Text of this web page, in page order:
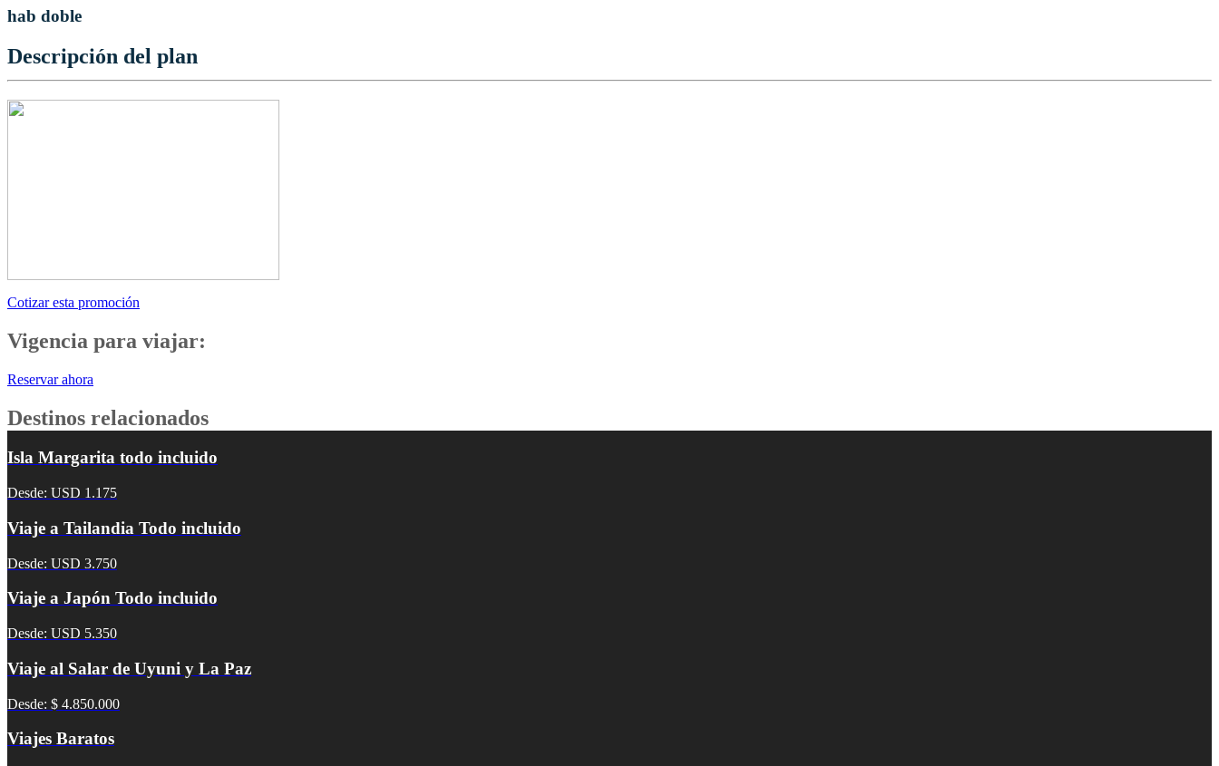
hab doble
Descripción del plan
Cotizar esta promoción
Vigencia para viajar:
Reservar ahora
Destinos relacionados
Isla Margarita todo incluido
Desde: USD 1.175
Viaje a Tailandia Todo incluido
Desde: USD 3.750
Viaje a Japón Todo incluido
Desde: USD 5.350
Viaje al Salar de Uyuni y La Paz
Desde: $ 4.850.000
Viajes Baratos